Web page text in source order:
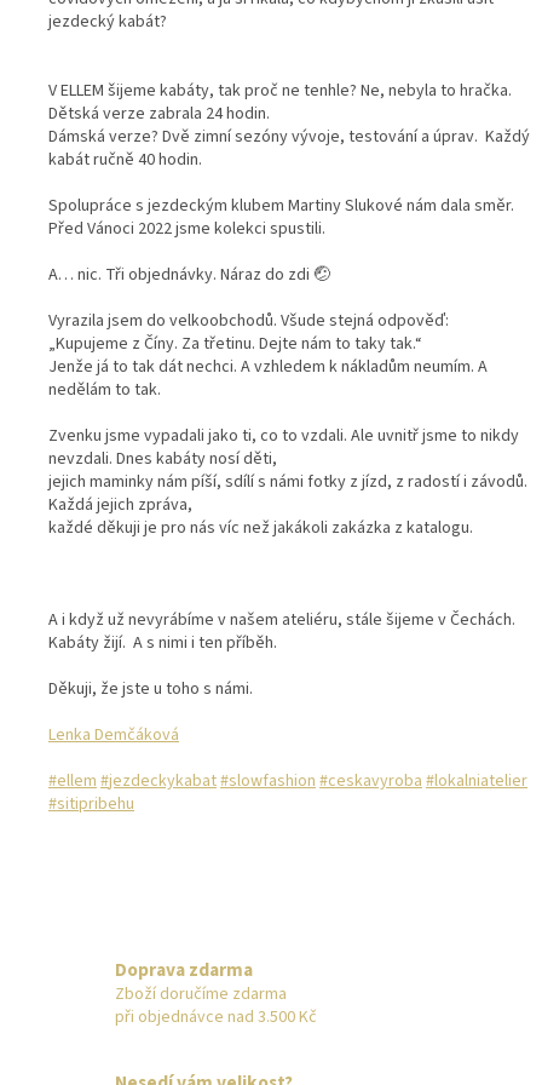
jezdecký kabát?
V ELLEM šijeme kabáty, tak proč ne tenhle? Ne, nebyla to hračka.
Dětská verze zabrala 24 hodin.
Dámská verze? Dvě zimní sezóny vývoje, testování a úprav. Každý
kabát ručně 40 hodin.
Spolupráce s jezdeckým klubem Martiny Slukové nám dala směr.
Před Vánoci 2022 jsme kolekci spustili.
A… nic. Tři objednávky. Náraz do zdi 🤕
Vyrazila jsem do velkoobchodů. Všude stejná odpověď:
„Kupujeme z Číny. Za třetinu. Dejte nám to taky tak.“
Jenže já to tak dát nechci. A vzhledem k nákladům neumím. A
nedělám to tak.
Zvenku jsme vypadali jako ti, co to vzdali. Ale uvnitř jsme to nikdy
nevzdali. Dnes kabáty nosí děti,
jejich maminky nám píší, sdílí s námi fotky z jízd, z radostí i závodů.
Každá jejich zpráva,
každé děkuji je pro nás víc než jakákoli zakázka z katalogu.
A i když už nevyrábíme v našem ateliéru, stále šijeme v Čechách.
Kabáty žijí. A s nimi i ten příběh.
Děkuji, že jste u toho s námi.
Lenka Demčáková
#ellem#jezdeckykabat#slowfashion#ceskavyroba#lokalniatelier
#sitipribehu
Doprava zdarma
Zboží doručíme zdarma
při objednávce nad 3.500 Kč